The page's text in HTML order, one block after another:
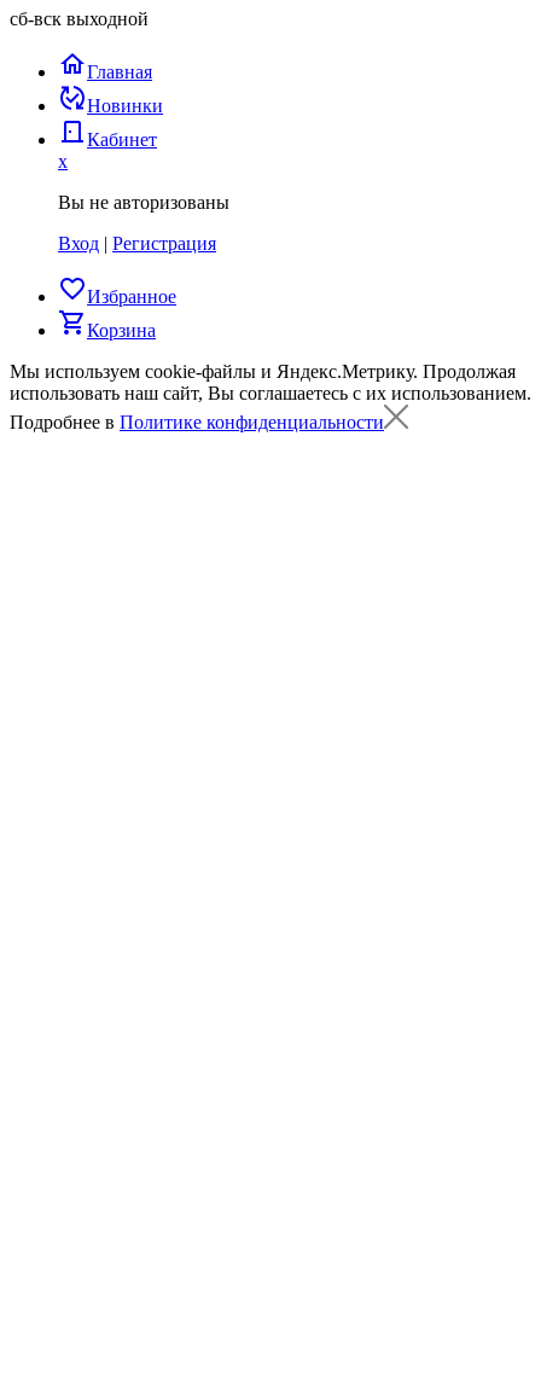
сб-вск выходной
homeГлавная
published_with_changesНовинки
door_back Кабинет
x
Вы не авторизованы
Вход | Регистрация
favorite_borderИзбранное
shopping_cartКорзина
Мы используем cookie-файлы и Яндекс.Метрику. Продолжая
использовать наш сайт, Вы соглашаетесь с их использованием.
Подробнее в Политике конфиденциальности